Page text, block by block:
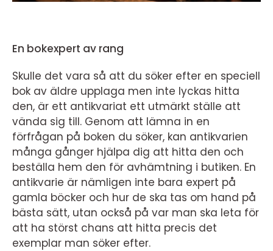
En bokexpert av rang
Skulle det vara så att du söker efter en speciell
bok av äldre upplaga men inte lyckas hitta
den, är ett antikvariat ett utmärkt ställe att
vända sig till. Genom att lämna in en
förfrågan på boken du söker, kan antikvarien
många gånger hjälpa dig att hitta den och
beställa hem den för avhämtning i butiken. En
antikvarie är nämligen inte bara expert på
gamla böcker och hur de ska tas om hand på
bästa sätt, utan också på var man ska leta för
att ha störst chans att hitta precis det
exemplar man söker efter.